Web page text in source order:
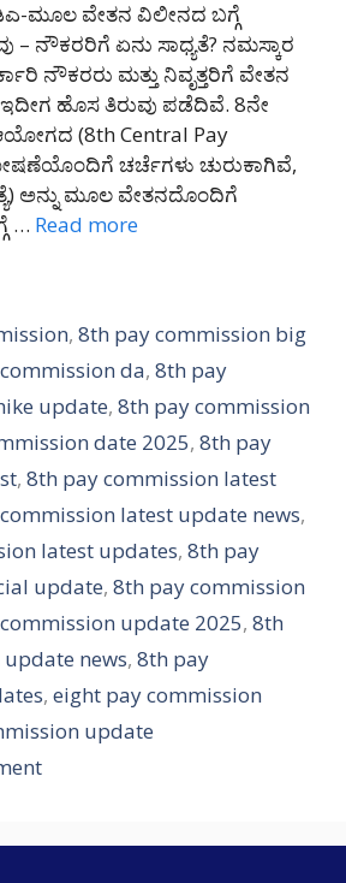
ಮೂಲ ವೇತನ ವಿಲೀನದ ಬಗ್ಗೆ
– ನೌಕರರಿಗೆ ಏನು ಸಾಧ್ಯತೆ? ನಮಸ್ಕಾರ
ನೌಕರರು ಮತ್ತು ನಿವೃತ್ತರಿಗೆ ವೇತನ
ಹೊಸ ತಿರುವು ಪಡೆದಿವೆ. 8ನೇ
(8th Central Pay
ಚರ್ಚೆಗಳು ಚುರುಕಾಗಿವೆ,
ಅನ್ನು ಮೂಲ ವೇತನದೊಂದಿಗೆ
… Read more
,8th pay commission big
da, 8th pay
update, 8th pay commission
date 2025, 8th pay
, 8th pay commission latest
latest update news,
latest updates, 8th pay
update, 8th pay commission
update 2025, 8th
news, 8th pay
, eight pay commission
update